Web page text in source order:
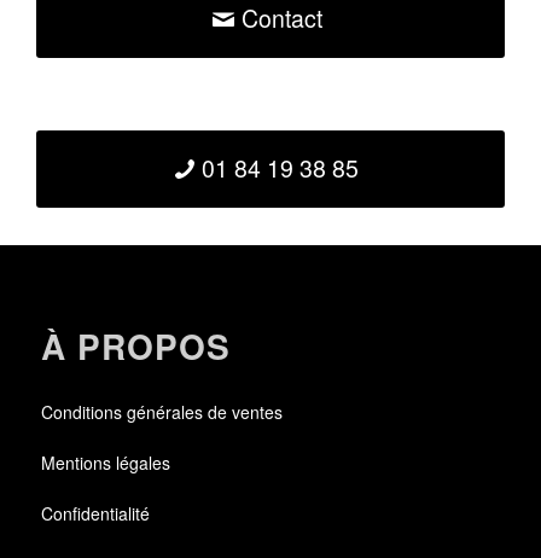
Contact
01 84 19 38 85
À PROPOS
Conditions générales de ventes
Mentions légales
Confidentialité